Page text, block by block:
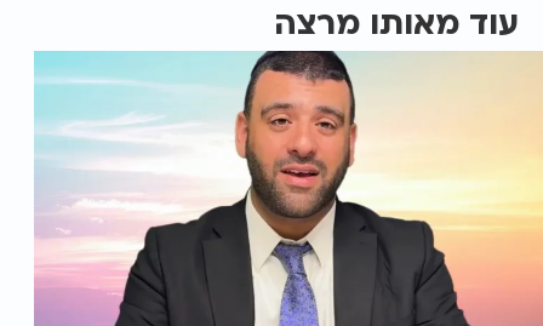
עוד מאותו מרצה